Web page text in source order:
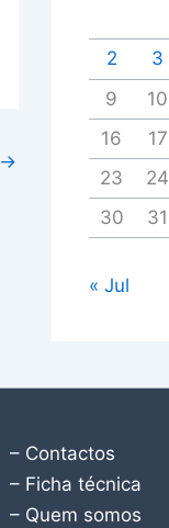
→
2
3
9
10
16
17
23
24
30
31
« Jul
– Contactos
– Ficha técnica
– Quem somos